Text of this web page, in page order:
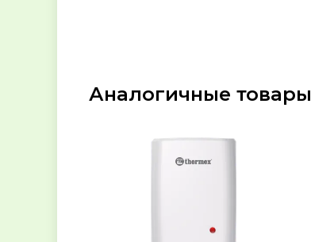
Аналогичные товары